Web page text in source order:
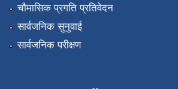
चौमासिक प्रगति प्रतिवेदन
सार्वजनिक सुनुवाई
सार्वजनिक परीक्षण